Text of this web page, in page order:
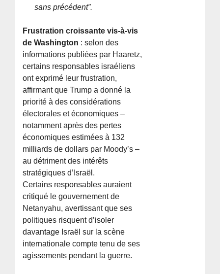
sans précédent”.
Frustration croissante vis-à-vis
de Washington : selon des
informations publiées par Haaretz,
certains responsables israéliens
ont exprimé leur frustration,
affirmant que Trump a donné la
priorité à des considérations
électorales et économiques –
notamment après des pertes
économiques estimées à 132
milliards de dollars par Moody’s –
au détriment des intérêts
stratégiques d’Israël.
Certains responsables auraient
critiqué le gouvernement de
Netanyahu, avertissant que ses
politiques risquent d’isoler
davantage Israël sur la scène
internationale compte tenu de ses
agissements pendant la guerre.